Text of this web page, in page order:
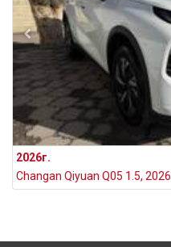
2026г.
Changan Qiyuan Q05 1.5, 2026